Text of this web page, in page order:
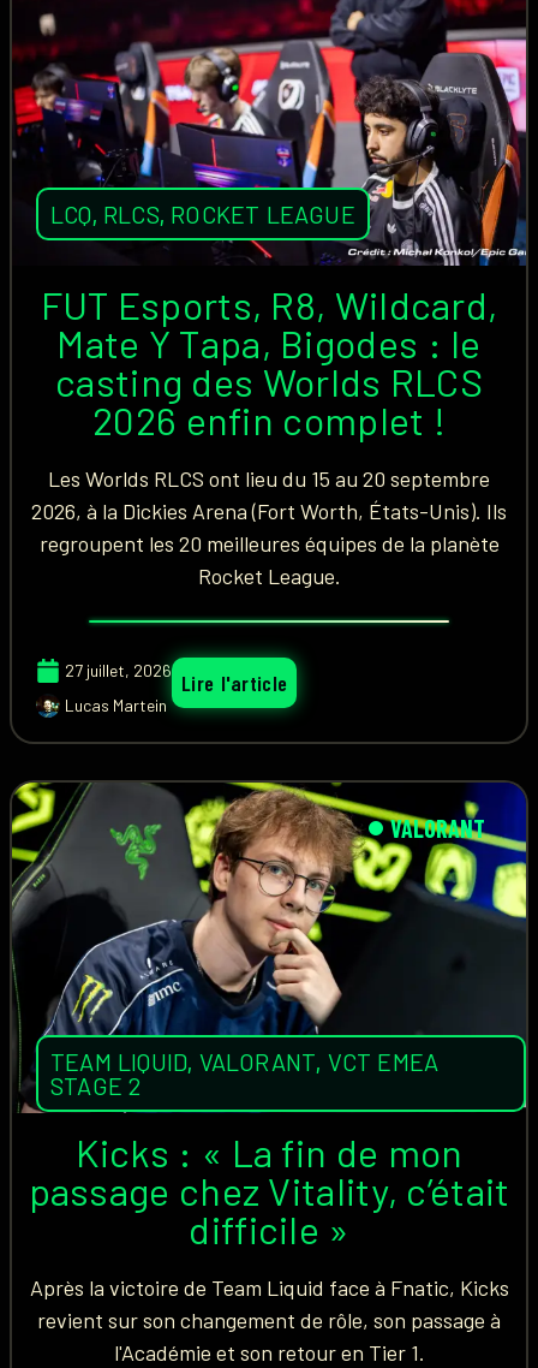
LCQ, RLCS, ROCKET LEAGUE
FUT Esports, R8, Wildcard,
Mate Y Tapa, Bigodes : le
casting des Worlds RLCS
2026 enfin complet !
Les Worlds RLCS ont lieu du 15 au 20 septembre
2026, à la Dickies Arena (Fort Worth, États-Unis). Ils
regroupent les 20 meilleures équipes de la planète
Rocket League.
27 juillet, 2026
Lucas Martein
Lire l'article
VALORANT
TEAM LIQUID, VALORANT, VCT EMEA
STAGE 2
Kicks : « La fin de mon
passage chez Vitality, c’était
difficile »
Après la victoire de Team Liquid face à Fnatic, Kicks
revient sur son changement de rôle, son passage à
l'Académie et son retour en Tier 1.